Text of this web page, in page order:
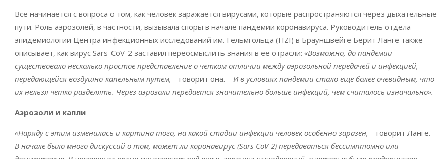
Все начинается с вопроса о том, как человек заражается вирусами, которые распространяются через дыхательные
пути. Роль аэрозолей, в частности, вызывала споры в начале пандемии коронавируса. Руководитель отдела
эпидемиологии Центра инфекционных исследований им. Гельмгольца (HZI) в Брауншвейге Берит Ланге также
описывает, как вирус Sars-CoV-2 заставил переосмыслить знания в ее отрасли: «Возможно, до пандемии
существовало несколько простое представление о четком отличии между аэрозольной передачей и инфекцией,
передающейся воздушно-капельным путем, – говорит она. – И в условиях пандемии стало еще более очевидным, что
их нельзя четко разделять. Через аэрозоли передается значительно больше инфекций, чем считалось изначально».
Аэрозоли и капли
«Наряду с этим изменилась и картина того, на какой стадии инфекции человек особенно заразен, – говорит Ланге. –
В начале было много дискуссий о том, может ли коронавирус (Sars-CoV-2) передаваться бессимптомно или